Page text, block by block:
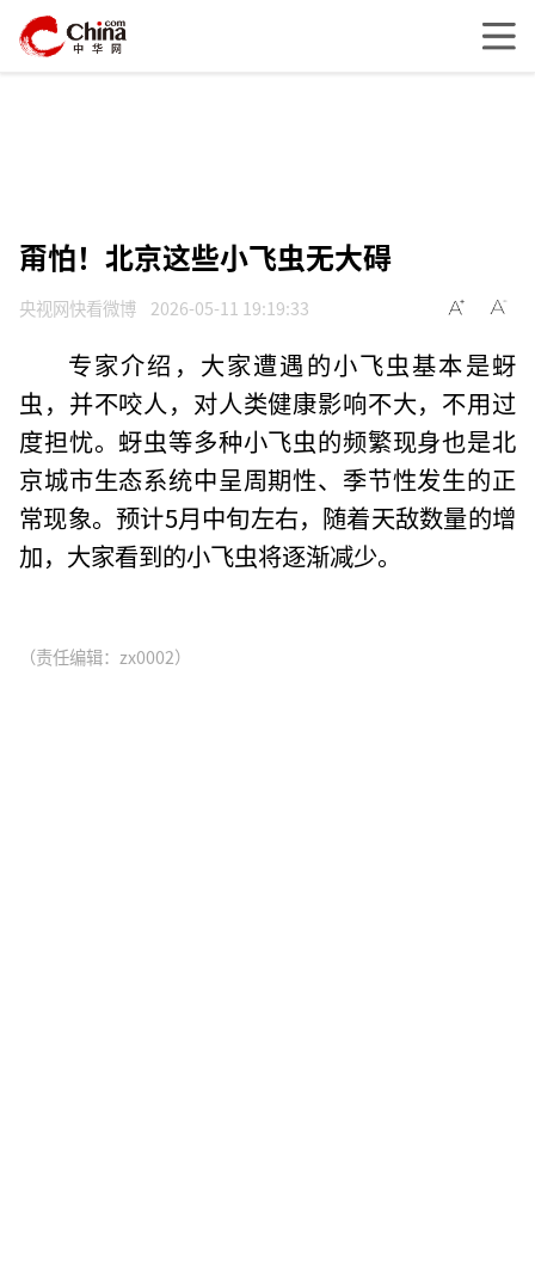
甭怕！北京这些小飞虫无大碍
央视网快看微博 2026-05-11 19:19:33
专家介绍，大家遭遇的小飞虫基本是蚜
虫，并不咬人，对人类健康影响不大，不用过
度担忧。蚜虫等多种小飞虫的频繁现身也是北
京城市生态系统中呈周期性、季节性发生的正
常现象。预计5月中旬左右，随着天敌数量的增
加，大家看到的小飞虫将逐渐减少。
（责任编辑：zx0002）